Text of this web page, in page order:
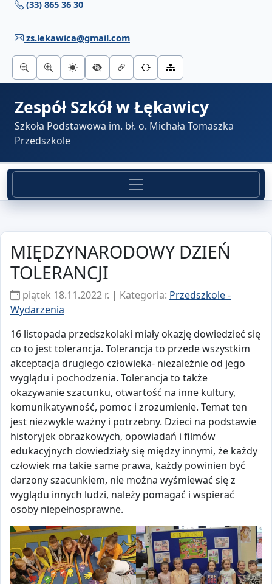
Przejdź do treści
(33) 865 36 30
zs.lekawica@gmail.com
Zespół Szkół w Łękawicy
Szkoła Podstawowa im. bł. o. Michała Tomaszka
Przedszkole
MIĘDZYNARODOWY DZIEŃ
TOLERANCJI
piątek 18.11.2022 r. | Kategoria: Przedszkole -
Wydarzenia
16 listopada przedszkolaki miały okazję dowiedzieć się
co to jest tolerancja. Tolerancja to przede wszystkim
akceptacja drugiego człowieka- niezależnie od jego
wyglądu i pochodzenia. Tolerancja to także
okazywanie szacunku, otwartość na inne kultury,
komunikatywność, pomoc i zrozumienie. Temat ten
jest niezwykle ważny i potrzebny. Dzieci na podstawie
historyjek obrazkowych, opowiadań i filmów
edukacyjnych dowiedziały się między innymi, że każdy
człowiek ma takie same prawa, każdy powinien być
darzony szacunkiem, nie można wyśmiewać się z
wyglądu innych ludzi, należy pomagać i wspierać
osoby niepełnosprawne.